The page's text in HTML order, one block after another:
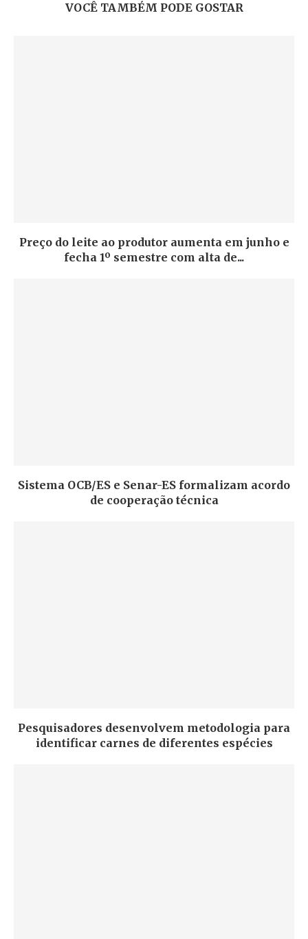
VOCÊ TAMBÉM PODE GOSTAR
Preço do leite ao produtor aumenta em junho e
fecha 1º semestre com alta de...
Sistema OCB/ES e Senar-ES formalizam acordo
de cooperação técnica
Pesquisadores desenvolvem metodologia para
identificar carnes de diferentes espécies